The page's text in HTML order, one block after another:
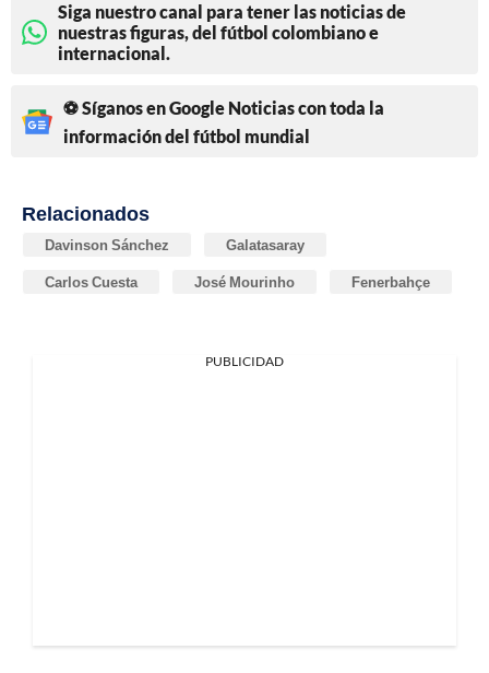
Siga nuestro canal para tener las noticias de
nuestras figuras, del fútbol colombiano e
internacional.
⚽ Síganos en Google Noticias con toda la
información del fútbol mundial
Relacionados
Davinson Sánchez Galatasaray
Carlos Cuesta José Mourinho Fenerbahçe
PUBLICIDAD